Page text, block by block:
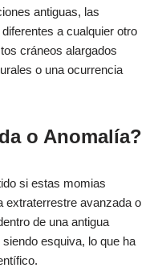
antiguas, las
a cualquier otro
cráneos alargados
o una ocurrencia
o Anomalía?
si estas momias
extraterrestre avanzada o
de una antigua
esquiva, lo que ha